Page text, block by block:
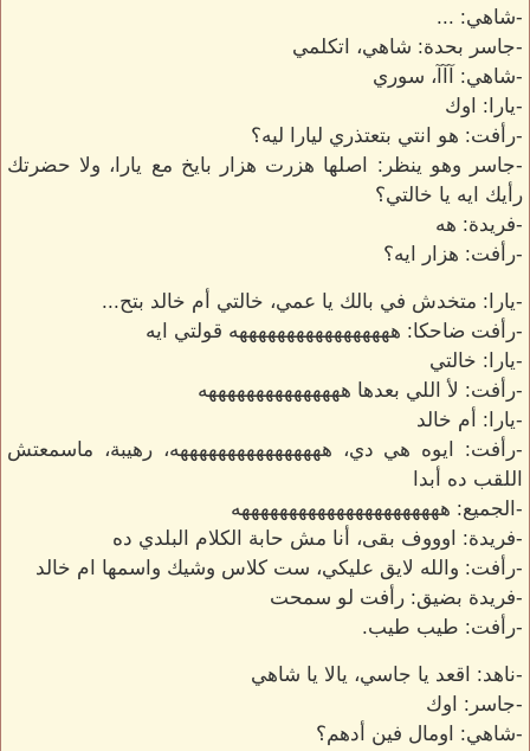
-شاهي: ...
-جاسر بحدة: شاهي، اتكلمي
-شاهي: آآآ، سوري
-يارا: اوك
-رأفت: هو انتي بتعتذري ليارا ليه؟
-جاسر وهو ينظر: اصلها هزرت هزار بايخ مع يارا، ولا حضرتك
رأيك ايه يا خالتي؟
-فريدة: هه
-رأفت: هزار ايه؟
-يارا: متخدش في بالك يا عمي، خالتي أم خالد بتح...
-رأفت ضاحكا: هههههههههههههههههه قولتي ايه
-يارا: خالتي
-رأفت: لأ اللي بعدها هههههههههههههههه
-يارا: أم خالد
-رأفت: ايوه هي دي، ههههههههههههههههه، رهيبة، ماسمعتش
اللقب ده أبدا
-الجميع: ههههههههههههههههههههههه
-فريدة: اوووف بقى، أنا مش حابة الكلام البلدي ده
-رأفت: والله لايق عليكي، ست كلاس وشيك واسمها ام خالد
-فريدة بضيق: رأفت لو سمحت
-رأفت: طيب طيب.
-ناهد: اقعد يا جاسي، يالا يا شاهي
-جاسر: اوك
-شاهي: اومال فين أدهم؟